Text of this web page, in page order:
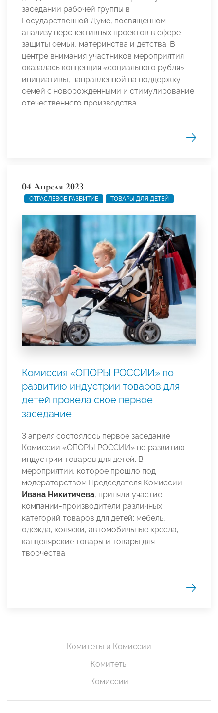
заседании рабочей группы в
Государственной Думе, посвященном
анализу перспективных проектов в сфере
защиты семьи, материнства и детства. В
центре внимания участников мероприятия
оказалась концепция «социального рубля» —
инициативы, направленной на поддержку
семей с новорожденными и стимулирование
отечественного производства.
04 Апреля 2023
ОТРАСЛЕВОЕ РАЗВИТИЕ ТОВАРЫ ДЛЯ ДЕТЕЙ
Комиссия «ОПОРЫ РОССИИ» по
развитию индустрии товаров для
детей провела свое первое
заседание
3 апреля состоялось первое заседание
Комиссии «ОПОРЫ РОССИИ» по развитию
индустрии товаров для детей. В
мероприятии, которое прошло под
модераторством Председателя Комиссии
Ивана Никитичева, приняли участие
компании-производители различных
категорий товаров для детей: мебель,
одежда, коляски, автомобильные кресла,
канцелярские товары и товары для
творчества.
Комитеты и Комиссии
Комитеты
Комиссии